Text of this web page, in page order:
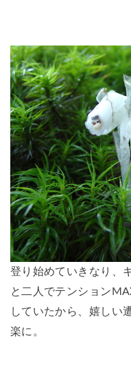
登り始めていきなり、
と二人でテンション
していたから、嬉しい
楽に。